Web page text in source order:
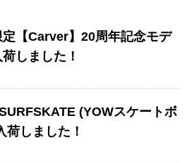
定【Carver】20周年記念モデ
しました！
(YOWスケートボ
荷しました！